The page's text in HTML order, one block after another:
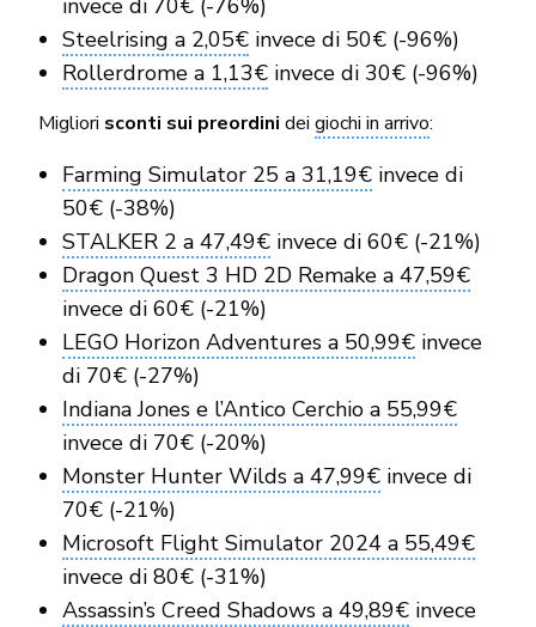
invece di 70€ (-76%)
Steelrising a 2,05€invece di 50€ (-96%)
Rollerdrome a 1,13€invece di 30€ (-96%)
Migliori sconti sui preordini deigiochi in arrivo:
Farming Simulator 25 a 31,19€invece di
50€ (-38%)
STALKER 2 a 47,49€invece di 60€ (-21%)
Dragon Quest 3 HD 2D Remake a 47,59€
invece di 60€ (-21%)
LEGO Horizon Adventures a 50,99€invece
di 70€ (-27%)
Indiana Jones e l’Antico Cerchio a 55,99€
invece di 70€ (-20%)
Monster Hunter Wilds a 47,99€invece di
70€ (-21%)
Microsoft Flight Simulator 2024 a 55,49€
invece di 80€ (-31%)
Assassin’s Creed Shadows a 49,89€invece